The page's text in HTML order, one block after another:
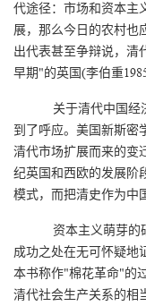
代途径：市场和资本主
展，那么今日的农村也
出代表甚至争辩说，清
早期"的英国(李伯重
关于清代中国经
到了呼应。美国新斯密
清代市场扩展而来的变
纪英国和西欧的发展阶
模式，而把清史作为中
资本主义萌芽的
成功之处在无可怀疑地
本书称作"棉花革命"的
清代社会生产关系的相